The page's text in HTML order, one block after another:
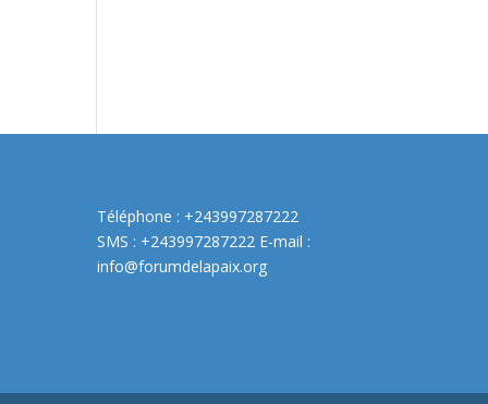
Téléphone : +243997287222
SMS : +243997287222 E-mail :
info@forumdelapaix.org